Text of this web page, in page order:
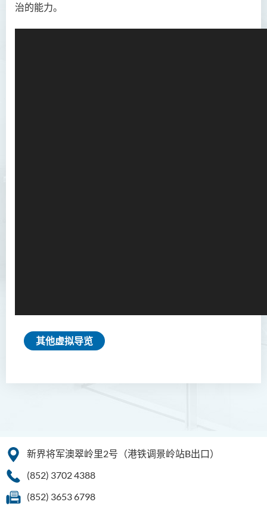
治的能力。
其他虚拟导览
新界将军澳翠岭里2号（港铁调景岭站B出口）
(852) 3702 4388
(852) 3653 6798